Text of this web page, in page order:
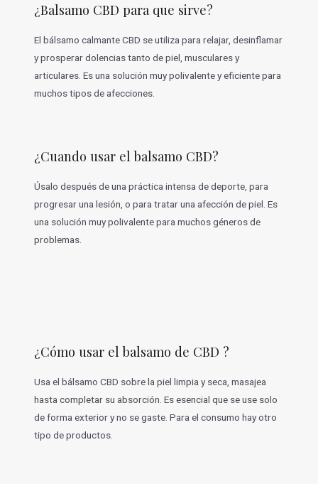
i
o
e
s
¿Balsamo CBD para que sirve?
El bálsamo calmante CBD se utiliza para relajar, desinflamar
y prosperar dolencias tanto de piel, musculares y
articulares. Es una solución muy polivalente y eficiente para
muchos tipos de afecciones.
¿Cuando usar el balsamo CBD?
Úsalo después de una práctica intensa de deporte, para
progresar una lesión, o para tratar una afección de piel. Es
una solución muy polivalente para muchos géneros de
problemas.
¿Cómo usar el balsamo de CBD ?
Usa el bálsamo CBD sobre la piel limpia y seca, masajea
hasta completar su absorción. Es esencial que se use solo
de forma exterior y no se gaste. Para el consumo hay otro
tipo de productos.